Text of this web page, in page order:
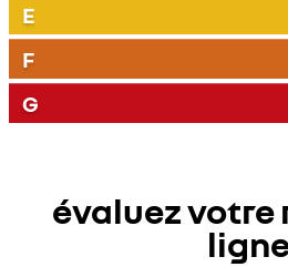
E
F
G
évaluez votre